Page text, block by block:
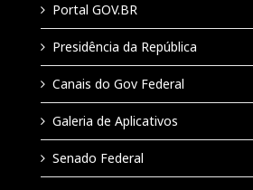
Portal GOV.BR
Presidência da República
Canais do Gov Federal
Galeria de Aplicativos
Senado Federal